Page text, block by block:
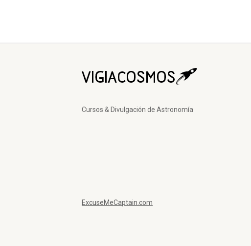
Cursos & Divulgación de Astronomía
ExcuseMeCaptain.com